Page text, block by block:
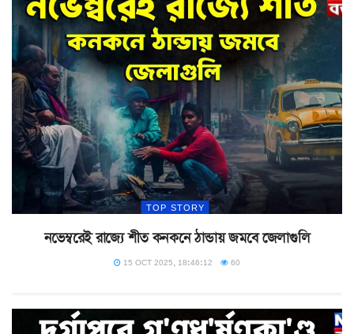
TOP STORY
নভেম্বরেই রাজ্যে শীত কনকনে ঠান্ডায় জমবে জেলাগুলি
15 OCT 2025, 18:46:12 60